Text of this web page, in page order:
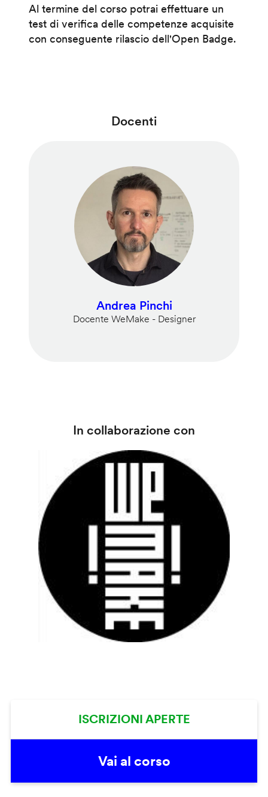
Al termine del corso potrai effettuare un
test di verifica delle competenze acquisite
con conseguente rilascio dell'Open Badge.
Docenti
Andrea Pinchi
Docente WeMake - Designer
In collaborazione con
ISCRIZIONI APERTE
Vai al corso